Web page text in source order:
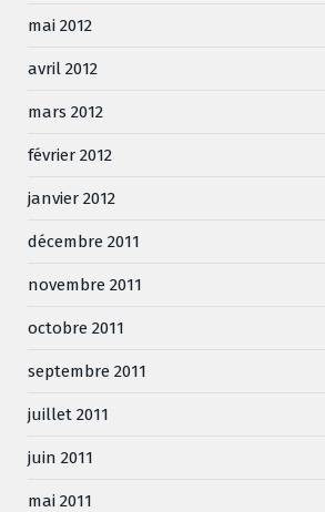
mai 2012
avril 2012
mars 2012
février 2012
janvier 2012
décembre 2011
novembre 2011
octobre 2011
septembre 2011
juillet 2011
juin 2011
mai 2011